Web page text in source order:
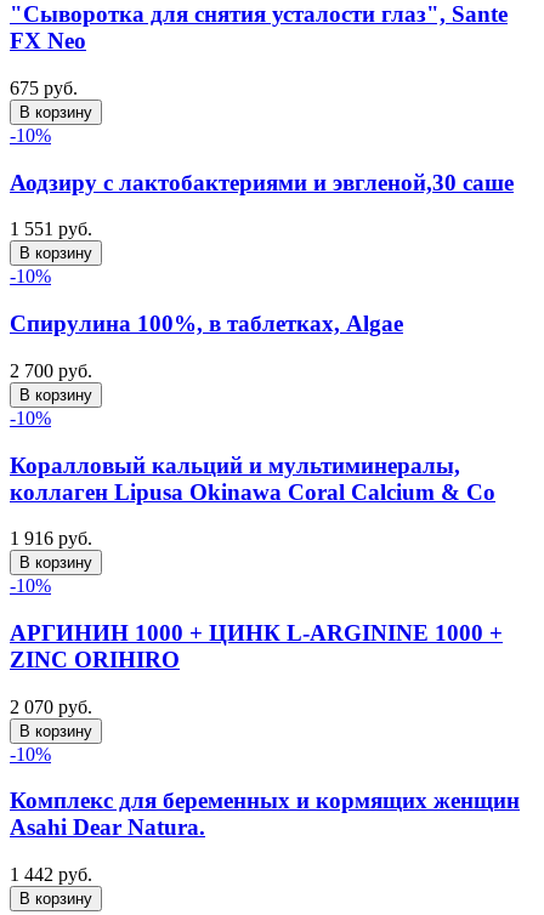
"Сыворотка для снятия усталости глаз", Sante
FX Neo
675 руб.
В корзину
-10%
Аодзиру с лактобактериями и эвгленой,30 саше
1 551 руб.
В корзину
-10%
Спирулина 100%, в таблетках, Algae
2 700 руб.
В корзину
-10%
Коралловый кальций и мультиминералы,
коллаген Lipusa Okinawa Coral Calcium & Co
1 916 руб.
В корзину
-10%
АРГИНИН 1000 + ЦИНК L-ARGININE 1000 +
ZINC ORIHIRO
2 070 руб.
В корзину
-10%
Комплекс для беременных и кормящих женщин
Asahi Dear Natura.
1 442 руб.
В корзину